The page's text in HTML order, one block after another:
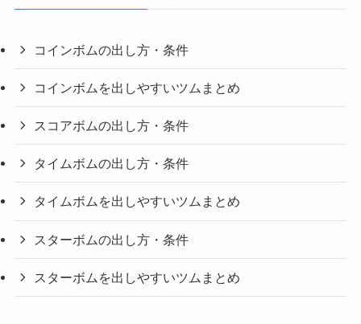
コインボムの出し方・条件
コインボムを出しやすいツムまとめ
スコアボムの出し方・条件
タイムボムの出し方・条件
タイムボムを出しやすいツムまとめ
スターボムの出し方・条件
スターボムを出しやすいツムまとめ